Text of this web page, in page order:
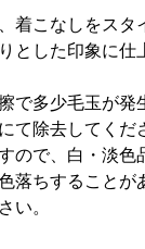
着こなしをス
とした印象に仕
で多少毛玉が発
て除去してくだ
ので、白・淡色
落ちすること
い。